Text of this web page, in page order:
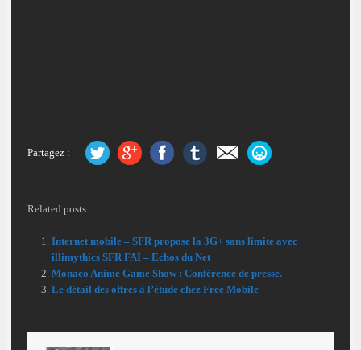
Partagez :
Related posts:
Internet mobile – SFR propose la 3G+ sans limite avec
illimythics SFR FAI – Echos du Net
Monaco Anime Game Show : Conférence de presse.
Le détail des offres à l’étude chez Free Mobile